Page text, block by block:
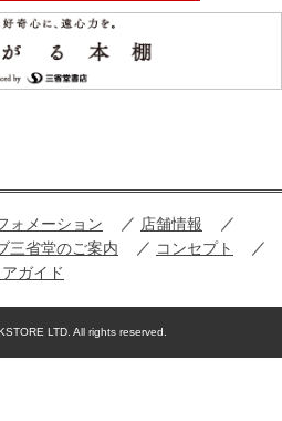
ォメーション
店舗情報
三省堂のご案内
コンセプト
ガイド
LTD. All rights reserved.